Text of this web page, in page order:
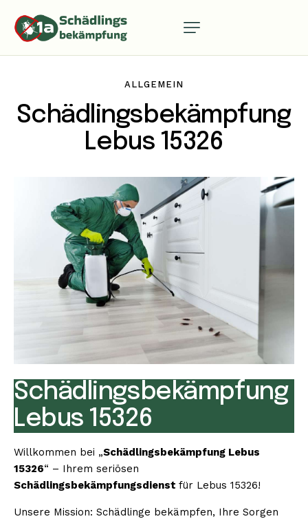
ALLGEMEIN
Schädlingsbekämpfung
Lebus 15326
Schädlingsbekämpfung
Lebus 15326
Willkommen bei „Schädlingsbekämpfung Lebus
15326“ – Ihrem seriösen
Schädlingsbekämpfungsdienst für Lebus 15326!
Unsere Mission: Schädlinge bekämpfen, Ihre Sorgen